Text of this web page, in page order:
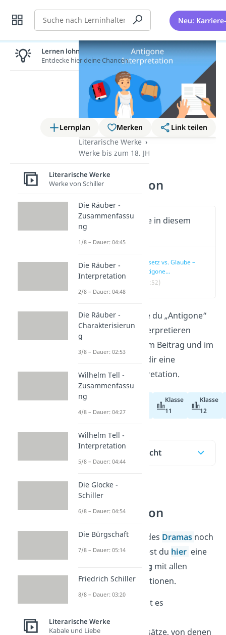
Suche Neu:
Lernplan Merken
Link teilen
Literarische Werke
Werke bis zum 18. JH
Antigone –
Interpretation
Wichtige Inhalte in diesem
Gesetz vs. Glaube –
Antigone
Interpretation
(01:52)
Du fragst dich, wie du „Antigone“
von Sophokles interpretieren
kannst? In unserem Beitrag und im
zeigen wir dir eine
„Antigone“ Interpretation.
Klasse
11
Klasse
12
Inhaltsübersicht
Antigone –
Interpretation
Fall du den Inhalt des Dramas noch
nicht kennst, findest du hier eine
Zusammenfassung mit allen
wichtigen Informationen.
Für „Antigone“ gibt es
verschiedene
Interpretationsansätze, von denen
Lernen lohnt sich!
Entdecke hier deine Chancen.
Literarische Werke
Werke von Schiller
Die Räuber -
Zusammenfassu
ng
1/8 – Dauer: 04:45
Die Räuber -
Interpretation
2/8 – Dauer: 04:48
Die Räuber -
Charakterisierun
g
3/8 – Dauer: 02:53
Wilhelm Tell -
Zusammenfassu
ng
4/8 – Dauer: 04:27
Wilhelm Tell -
Interpretation
5/8 – Dauer: 04:44
Die Glocke -
Schiller
6/8 – Dauer: 04:54
Die Bürgschaft
7/8 – Dauer: 05:14
Friedrich Schiller
8/8 – Dauer: 03:20
Literarische Werke
Kabale und Liebe